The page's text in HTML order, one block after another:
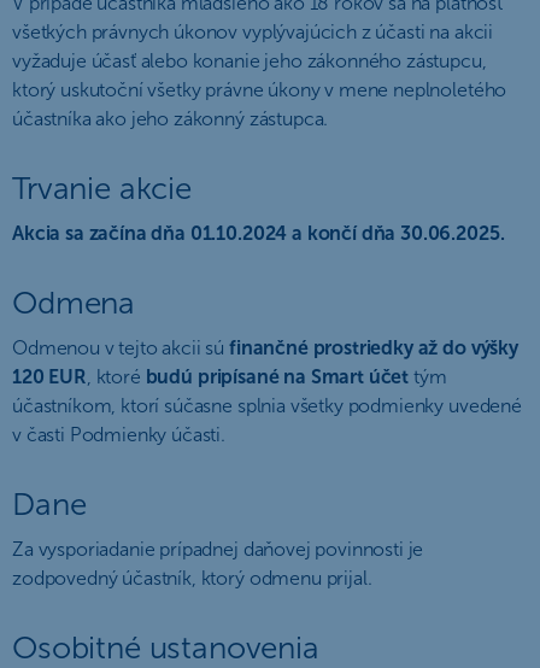
všetkých právnych úkonov vyplývajúcich z účasti na akcii
vyžaduje účasť alebo konanie jeho zákonného zástupcu,
ktorý uskutoční všetky právne úkony v mene neplnoletého
účastníka ako jeho zákonný zástupca.
Trvanie akcie
Akcia sa začína dňa 01.10.2024 a končí dňa 30.06.2025.
Odmena
Odmenou v tejto akcii sú finančné prostriedky až do výšky
120 EUR, ktoré budú pripísané na Smart účet tým
účastníkom, ktorí súčasne splnia všetky podmienky uvedené
v časti Podmienky účasti.
Dane
Za vysporiadanie prípadnej daňovej povinnosti je
zodpovedný účastník, ktorý odmenu prijal.
Osobitné ustanovenia